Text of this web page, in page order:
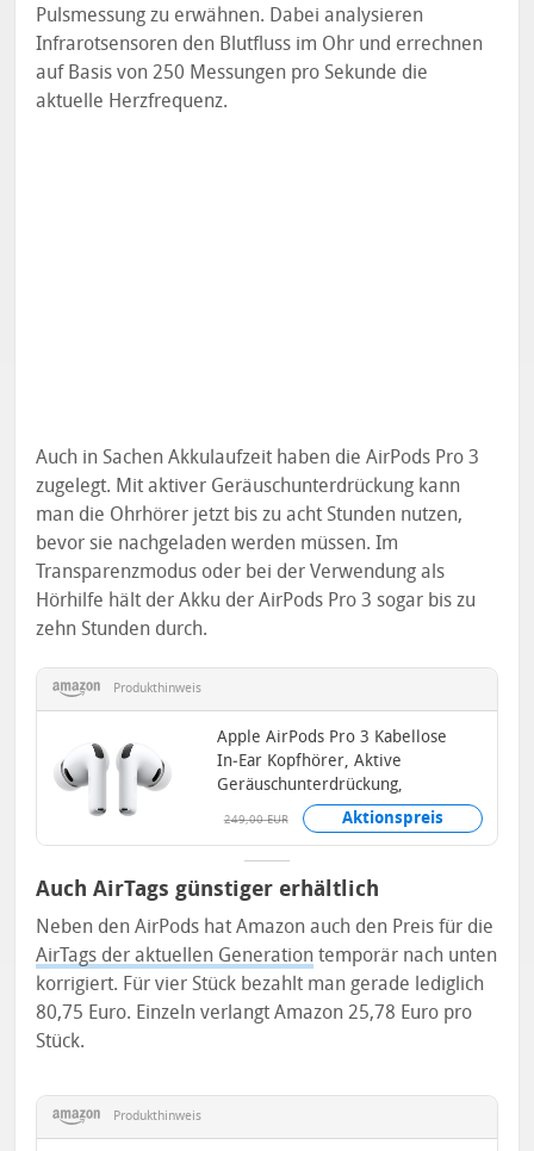
Pulsmessung zu erwähnen. Dabei analysieren
Infrarotsensoren den Blutfluss im Ohr und errechnen
auf Basis von 250 Messungen pro Sekunde die
aktuelle Herzfrequenz.
Auch in Sachen Akkulaufzeit haben die AirPods Pro 3
zugelegt. Mit aktiver Geräuschunterdrückung kann
man die Ohrhörer jetzt bis zu acht Stunden nutzen,
bevor sie nachgeladen werden müssen. Im
Transparenzmodus oder bei der Verwendung als
Hörhilfe hält der Akku der AirPods Pro 3 sogar bis zu
zehn Stunden durch.
Produkthinweis
Apple AirPods Pro 3 Kabellose
In‑Ear Kopfhörer, Aktive
Geräuschunterdrückung,
Herzfrequenzmessung...
Aktionspreis
249,00 EUR
Auch AirTags günstiger erhältlich
Neben den AirPods hat Amazon auch den Preis für die
AirTags der aktuellen Generation temporär nach unten
korrigiert. Für vier Stück bezahlt man gerade lediglich
80,75 Euro. Einzeln verlangt Amazon 25,78 Euro pro
Stück.
Produkthinweis